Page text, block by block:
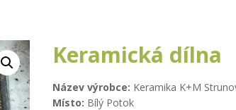
Keramická dílna
Název výrobce: Keramika K+M
Místo: Bílý Potok